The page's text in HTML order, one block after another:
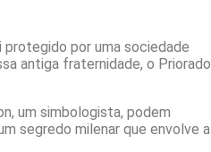
protegido por uma sociedade
antiga fraternidade, o Priorado
um simbologista, podem
segredo milenar que envolve a